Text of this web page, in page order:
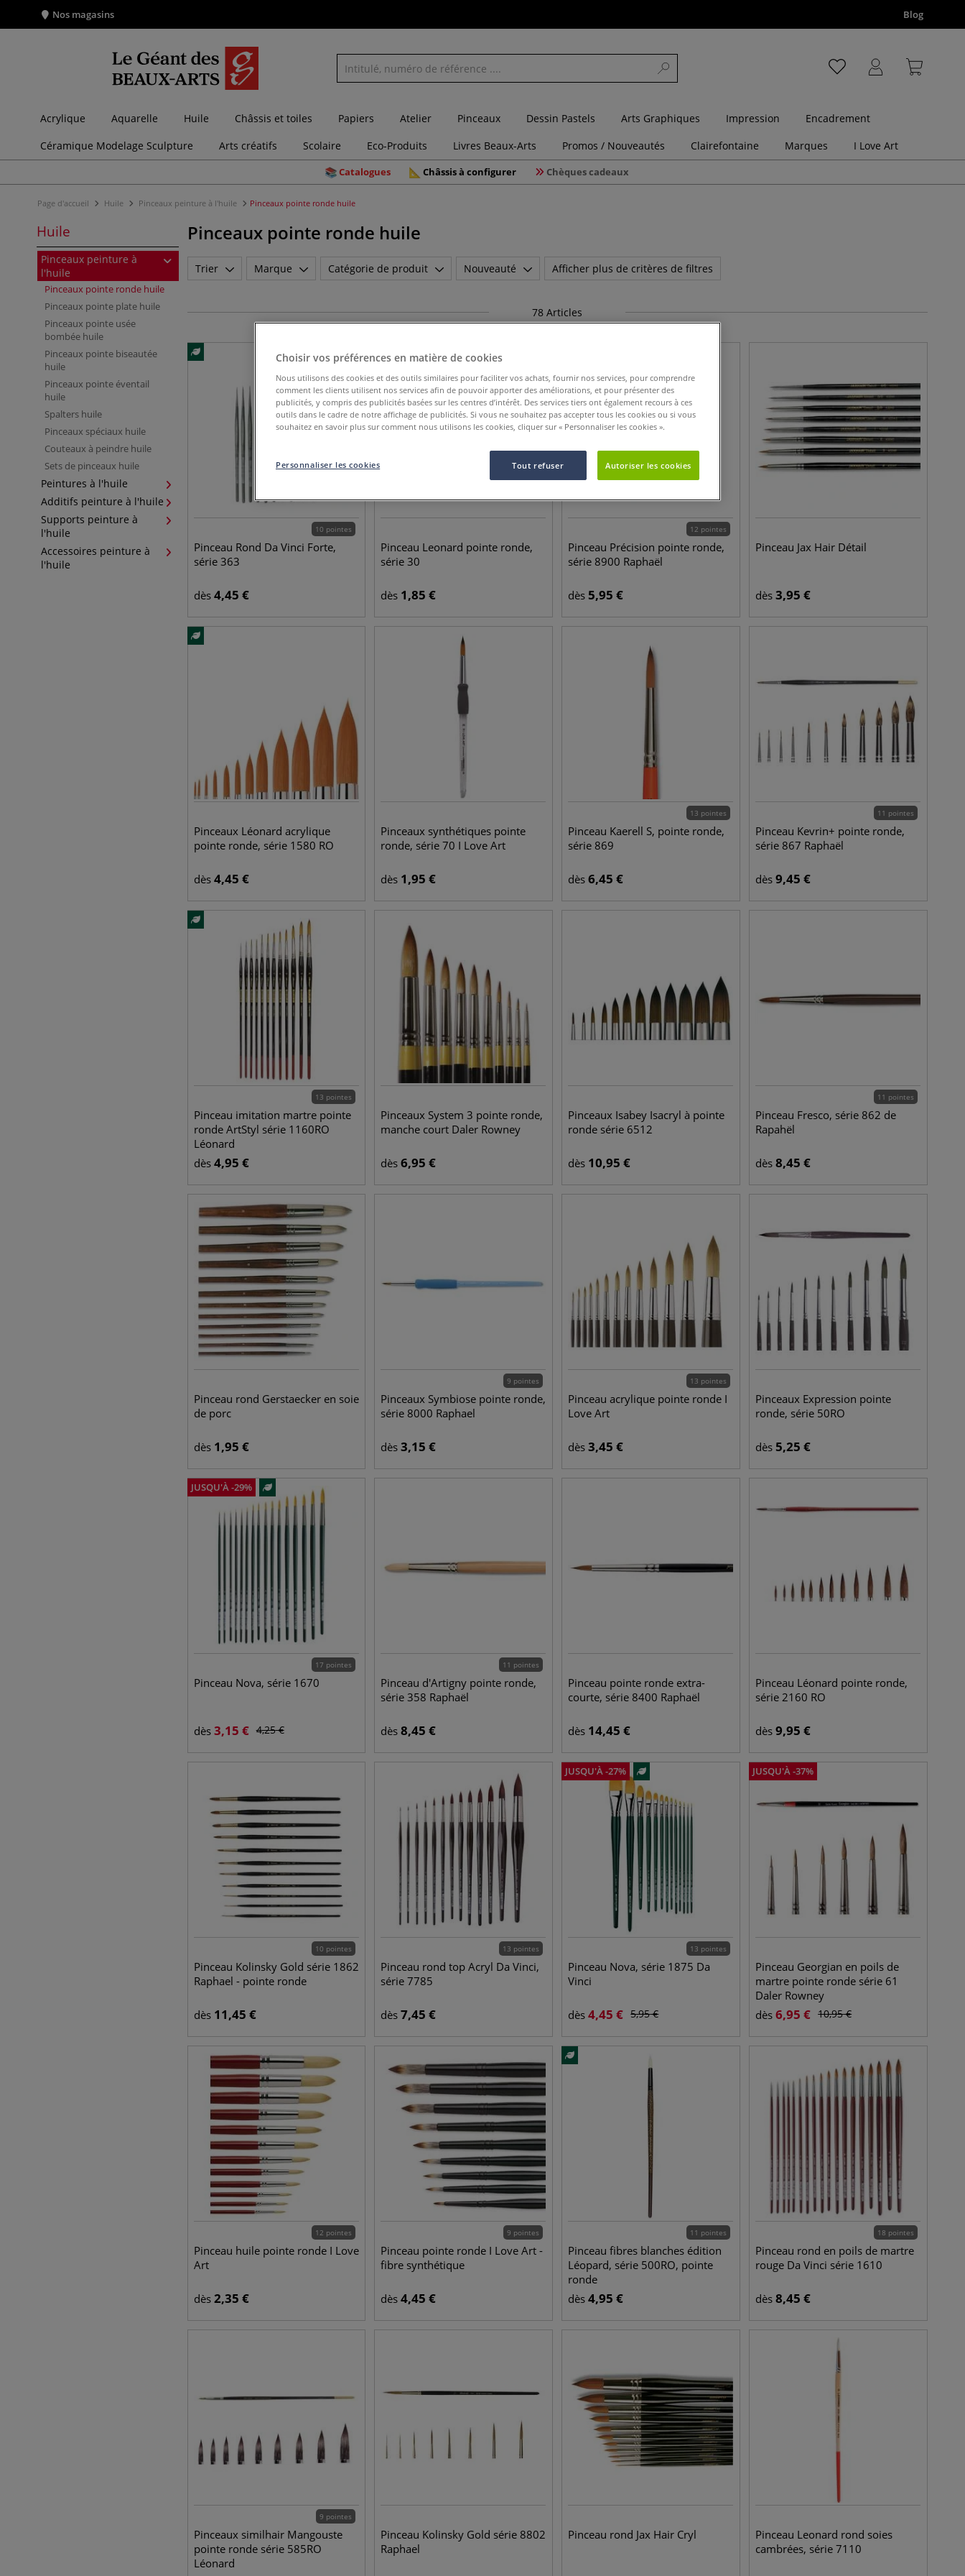
Nos magasins Blog
Acrylique Aquarelle Huile Châssis et toiles Papiers Atelier Pinceaux Dessin Pastels Arts Graphiques Impression
Encadrement
Céramique Modelage Sculpture
Arts créatifs Scolaire Eco-Produits Livres Beaux-Arts Promos / Nouveautés Clairefontaine Marques I Love Art
Catalogues Châssis à configurer Chèques cadeaux
Page d'accueil Huile Pinceaux peinture à l'huile Pinceaux pointe ronde huile
Huile
Pinceaux peinture à
l'huile
Pinceaux pointe ronde huile
Pinceaux pointe plate huile
Pinceaux pointe usée
bombée huile
Pinceaux pointe biseautée
huile
Pinceaux pointe éventail
huile
Spalters huile
Pinceaux spéciaux huile
Couteaux à peindre huile
Sets de pinceaux huile
Peintures à l'huile
Additifs peinture à l'huile
Supports peinture à
l'huile
Accessoires peinture à
l'huile
Pinceaux pointe ronde huile
Trier Marque Catégorie de produit Nouveauté Afficher plus de critères de filtres
78 Articles
10 pointes
Pinceau Rond Da Vinci Forte,
série 363
dès 4,45 €
Pinceau Leonard pointe ronde,
série 30
dès 1,85 €
12 pointes
Pinceau Précision pointe ronde,
série 8900 Raphaël
dès 5,95 €
Pinceau Jax Hair Détail
dès 3,95 €
Pinceaux Léonard acrylique
pointe ronde, série 1580 RO
dès 4,45 €
Pinceaux synthétiques pointe
ronde, série 70 I Love Art
dès 1,95 €
13 pointes
Pinceau Kaerell S, pointe ronde,
série 869
dès 6,45 €
11 pointes
Pinceau Kevrin+ pointe ronde,
série 867 Raphaël
dès 9,45 €
13 pointes
Pinceau imitation martre pointe
ronde ArtStyl série 1160RO
Léonard
dès 4,95 €
Pinceaux System 3 pointe ronde,
manche court Daler Rowney
dès 6,95 €
Pinceaux Isabey Isacryl à pointe
ronde série 6512
dès 10,95 €
11 pointes
Pinceau Fresco, série 862 de
Rapahël
dès 8,45 €
Pinceau rond Gerstaecker en soie
de porc
dès 1,95 €
9 pointes
Pinceaux Symbiose pointe ronde,
série 8000 Raphael
dès 3,15 €
13 pointes
Pinceau acrylique pointe ronde I
Love Art
dès 3,45 €
Pinceaux Expression pointe
ronde, série 50RO
dès 5,25 €
JUSQU'À-29%
17 pointes
Pinceau Nova, série 1670
dès 3,15 € 4,25€
11 pointes
Pinceau d'Artigny pointe ronde,
série 358 Raphaël
dès 8,45 €
Pinceau pointe ronde extra-
courte, série 8400 Raphaël
dès 14,45 €
Pinceau Léonard pointe ronde,
série 2160 RO
dès 9,95 €
10 pointes
Pinceau Kolinsky Gold série 1862
Raphael - pointe ronde
dès 11,45 €
13 pointes
Pinceau rond top Acryl Da Vinci,
série 7785
dès 7,45 €
JUSQU'À-27%
13 pointes
Pinceau Nova, série 1875 Da
Vinci
dès 4,45 € 5,95€
JUSQU'À-37%
Pinceau Georgian en poils de
martre pointe ronde série 61
Daler Rowney
dès 6,95 € 10,95€
12 pointes
Pinceau huile pointe ronde I Love
Art
dès 2,35 €
9 pointes
Pinceau pointe ronde I Love Art -
fibre synthétique
dès 4,45 €
11 pointes
Pinceau fibres blanches édition
Léopard, série 500RO, pointe
ronde
dès 4,95 €
18 pointes
Pinceau rond en poils de martre
rouge Da Vinci série 1610
dès 8,45 €
9 pointes
Pinceaux similhair Mangouste
pointe ronde série 585RO
Léonard
Pinceau Kolinsky Gold série 8802
Raphael
Pinceau rond Jax Hair Cryl
Pinceau Leonard rond soies
cambrées, série 7110
Choisir vos préférences en matière de cookies
Nous utilisons des cookies et des outils similaires pour faciliter vos achats, fournir nos services, pour comprendre
comment les clients utilisent nos services afin de pouvoir apporter des améliorations, et pour présenter des
publicités, y compris des publicités basées sur les centres d’intérêt. Des services tiers ont également recours à ces
outils dans le cadre de notre affichage de publicités. Si vous ne souhaitez pas accepter tous les cookies ou si vous
souhaitez en savoir plus sur comment nous utilisons les cookies, cliquer sur « Personnaliser les cookies ».
Tout refuser Autoriser les cookies
Personnaliser les cookies